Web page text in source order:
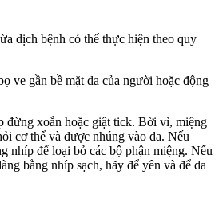
dịch bệnh có thể thực hiện theo quy
ve gần bề mặt da của người hoặc động
đừng xoắn hoặc giật tick. Bời vì, miệng
cơ thể và được nhúng vào da. Nếu
nhíp để loại bỏ các bộ phận miệng. Nếu
bằng nhíp sạch, hãy để yên và để da